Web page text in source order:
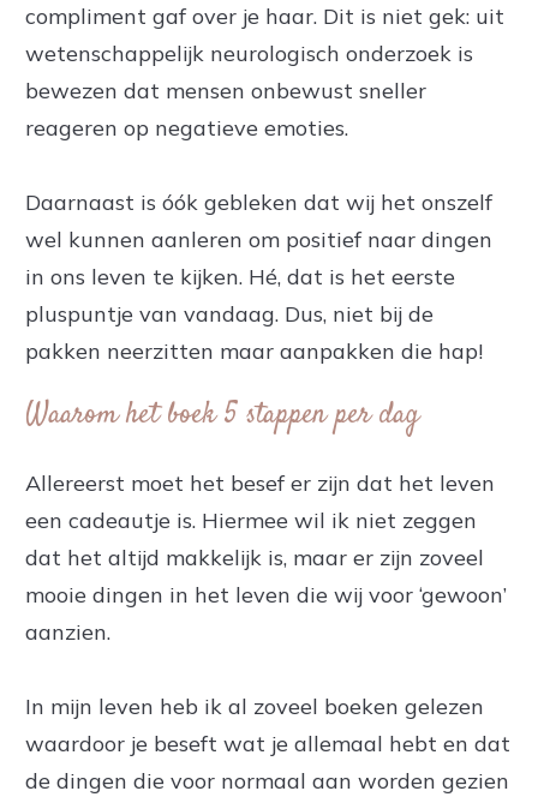
compliment gaf over je haar. Dit is niet gek: uit
wetenschappelijk neurologisch onderzoek is
bewezen dat mensen onbewust sneller
reageren op negatieve emoties.
Daarnaast is óók gebleken dat wij het onszelf
wel kunnen aanleren om positief naar dingen
in ons leven te kijken. Hé, dat is het eerste
pluspuntje van vandaag. Dus, niet bij de
pakken neerzitten maar aanpakken die hap!
Waarom het boek 5 stappen per dag
Allereerst moet het besef er zijn dat het leven
een cadeautje is. Hiermee wil ik niet zeggen
dat het altijd makkelijk is, maar er zijn zoveel
mooie dingen in het leven die wij voor ‘gewoon’
aanzien.
In mijn leven heb ik al zoveel boeken gelezen
waardoor je beseft wat je allemaal hebt en dat
de dingen die voor normaal aan worden gezien